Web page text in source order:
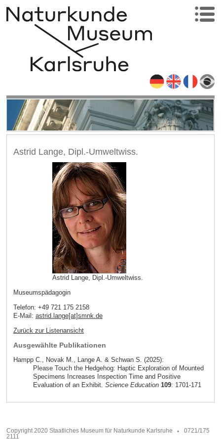
Astrid Lange, Dipl.-Umweltwiss.
Astrid Lange, Dipl.-Umweltwiss.
Museumspädagogin
Telefon: +49 721 175 2158
E-Mail: astrid.lange[at]smnk.de
Zurück zur Listenansicht
Ausgewählte Publikationen
Hampp C., Novak M., Lange A. & Schwan S. (2025):
Please Touch the Hedgehog: Haptic Exploration of Mounted
Specimens Increases Inspection Time and Positive
Evaluation of an Exhibit. Science Education 109: 1701-171
Copyright 2020 Staatliches Museum für Naturkunde Karlsruhe
0721/175
2111